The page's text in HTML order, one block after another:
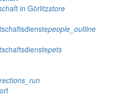
in Görlitzstore
people_outline
pets